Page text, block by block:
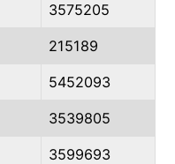
3575205
215189
5452093
3539805
3599693